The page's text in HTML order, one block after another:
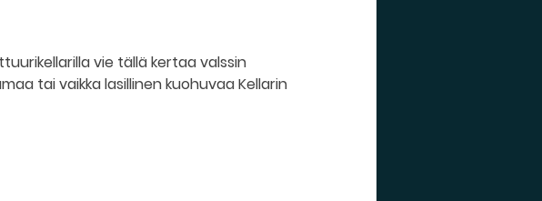
vie tällä kertaa valssin
tai vaikka lasillinen kuohuvaa Kellarin